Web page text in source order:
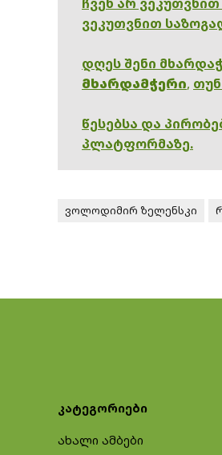
ვეკუთვნით
დღეს შენი
მხარდამჭერი,
წესებსა და
პლატფორმაზე.
ვოლოდიმირ ზელენსკი
კატეგორიები
ახალი ამბები